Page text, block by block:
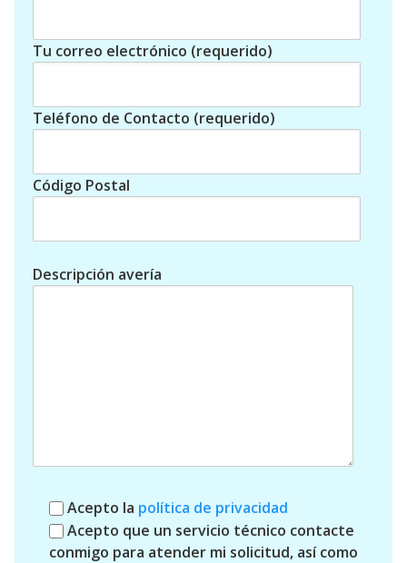
Tu correo electrónico (requerido)
Teléfono de Contacto (requerido)
Código Postal
Descripción avería
Acepto la política de privacidad
Acepto que un servicio técnico contacte
conmigo para atender mi solicitud, así como